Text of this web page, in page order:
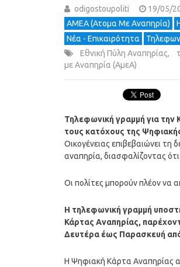
odigostoupoliti
19/05/
ΑΜΕΑ (Ατομα Με Αναπηρία)
Νέα - Επικαιρότητα
Εθνική Πύλη Αναπηρίας,
με Αναπηρία (ΑμεΑ)
Τηλεφωνική γραμμή για την
τους κατόχους της
Οικογένειας επιβεβαιώνει
αναπηρία, διασφαλίζοντας
Οι πολίτες μπορούν πλέον να
Η τηλεφωνική γραμμή
Κάρτας Αναπηρίας,
Δευτέρα έως Παρασκευή από
Η Ψηφιακή Κάρτα Αναπηρίας